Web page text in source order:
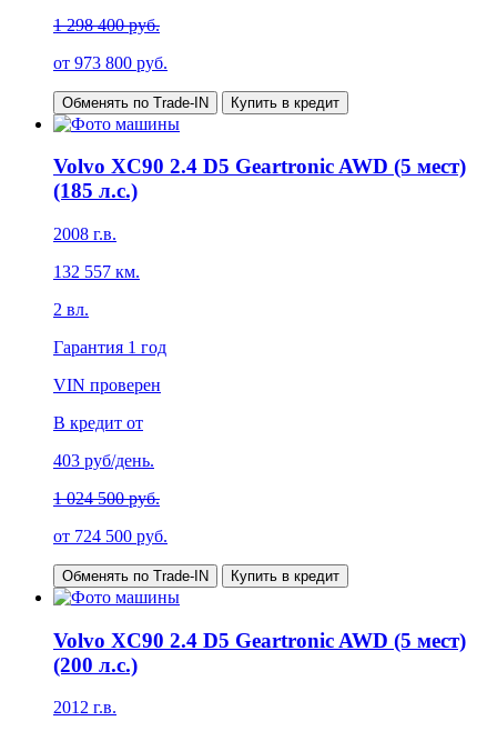
1 298 400 руб.
от 973 800 руб.
Обменять по Trade-IN Купить в кредит
Volvo XC90 2.4 D5 Geartronic AWD (5 мест)
(185 л.с.)
2008 г.в.
132 557 км.
2 вл.
Гарантия 1 год
VIN проверен
В кредит от
403 руб/день.
1 024 500 руб.
от 724 500 руб.
Обменять по Trade-IN Купить в кредит
Volvo XC90 2.4 D5 Geartronic AWD (5 мест)
(200 л.с.)
2012 г.в.